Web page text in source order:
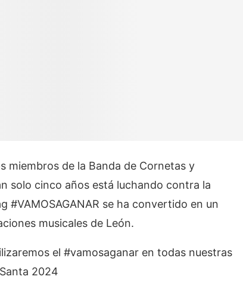
miembros de la Banda de Cornetas y
solo cinco años está luchando contra la
#VAMOSAGANAR se ha convertido en un
musicales de León.
el #vamosaganar en todas nuestras
2024